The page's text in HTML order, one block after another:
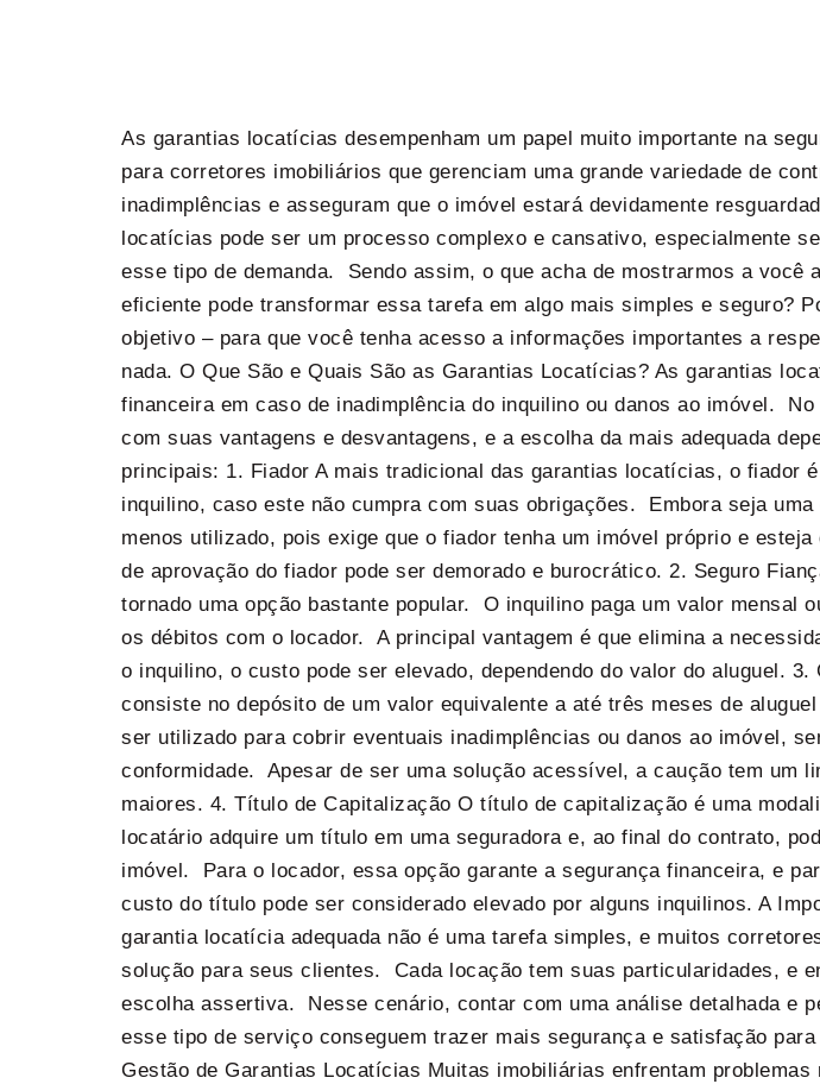
As garantias locatícias desempenham um papel muito importante na
para corretores imobiliários que gerenciam uma grande variedade de
inadimplências e asseguram que o imóvel estará devidamente
locatícias pode ser um processo complexo e cansativo, especialmente
esse tipo de demanda. Sendo assim, o que acha de mostrarmos a
eficiente pode transformar essa tarefa em algo mais simples e seguro?
objetivo – para que você tenha acesso a informações importantes a
nada. O Que São e Quais São as Garantias Locatícias? As garantias
financeira em caso de inadimplência do inquilino ou danos ao imóvel.
com suas vantagens e desvantagens, e a escolha da mais adequada
principais: 1. Fiador A mais tradicional das garantias locatícias, o fiador
inquilino, caso este não cumpra com suas obrigações. Embora seja
menos utilizado, pois exige que o fiador tenha um imóvel próprio e
de aprovação do fiador pode ser demorado e burocrático. 2. Seguro
tornado uma opção bastante popular. O inquilino paga um valor mensal
os débitos com o locador. A principal vantagem é que elimina a
o inquilino, o custo pode ser elevado, dependendo do valor do aluguel.
consiste no depósito de um valor equivalente a até três meses de
ser utilizado para cobrir eventuais inadimplências ou danos ao imóvel,
conformidade. Apesar de ser uma solução acessível, a caução tem um
maiores. 4. Título de Capitalização O título de capitalização é uma
locatário adquire um título em uma seguradora e, ao final do contrato,
imóvel. Para o locador, essa opção garante a segurança financeira, e
custo do título pode ser considerado elevado por alguns inquilinos. A
garantia locatícia adequada não é uma tarefa simples, e muitos
solução para seus clientes. Cada locação tem suas particularidades, e
escolha assertiva. Nesse cenário, contar com uma análise detalhada e
esse tipo de serviço conseguem trazer mais segurança e satisfação
Gestão de Garantias Locatícias Muitas imobiliárias enfrentam